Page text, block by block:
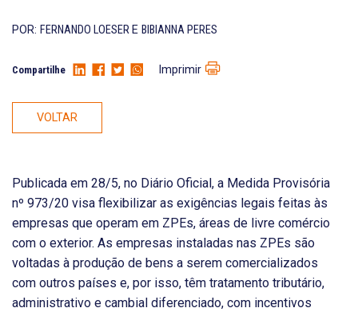
POR: FERNANDO LOESER E BIBIANNA PERES
Compartilhe Imprimir
VOLTAR
Publicada em 28/5, no Diário Oficial, a Medida Provisória
nº 973/20 visa flexibilizar as exigências legais feitas às
empresas que operam em ZPEs, áreas de livre comércio
com o exterior. As empresas instaladas nas ZPEs são
voltadas à produção de bens a serem comercializados
com outros países e, por isso, têm tratamento tributário,
administrativo e cambial diferenciado, com incentivos